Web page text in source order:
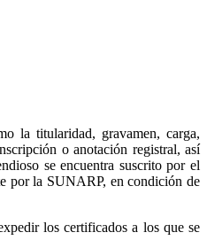
la titularidad, gravamen, carga,
o anotación registral, así
se encuentra suscrito por el
por la SUNARP, en condición de
los certificados a los que se